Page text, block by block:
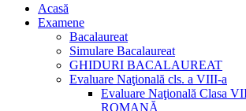
Acasă
Examene
Bacalaureat
Simulare Bacalaureat
GHIDURI BACALAUREAT
Evaluare Naţională cls. a VIII-a
Evaluare Naţională Clasa
ROMANĂ